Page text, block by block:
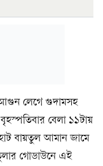
আগুন লেগে গুদামসহ
বেলা ১১টায়
বায়তুল আমান জামে
গোডাউনে এই